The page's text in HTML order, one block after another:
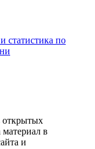
статистика по
открытых
в
и